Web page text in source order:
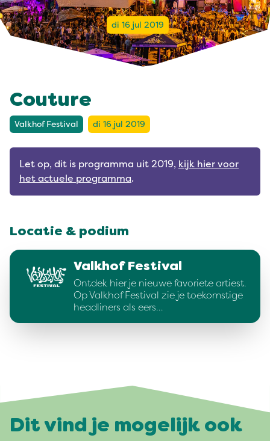
di 16 jul 2019
Couture
Valkhof Festival di 16 jul 2019
Let op, dit is programma uit 2019, kijk hier voor
het actuele programma.
Locatie & podium
Valkhof Festival
Ontdek hier je nieuwe favoriete artiest.
Op Valkhof Festival zie je toekomstige
headliners als eers…
Dit vind je mogelijk ook